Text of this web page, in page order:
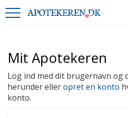
Mit Apotekeren
Log ind med dit brugernavn og
herunder elleropret en konto
konto.